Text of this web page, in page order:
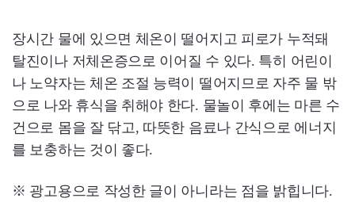
장시간 물에 있으면 체온이 떨어지고 피로가 누적돼
탈진이나 저체온증으로 이어질 수 있다. 특히 어린이
나 노약자는 체온 조절 능력이 떨어지므로 자주 물 밖
으로 나와 휴식을 취해야 한다. 물놀이 후에는 마른 수
건으로 몸을 잘 닦고, 따뜻한 음료나 간식으로 에너지
를 보충하는 것이 좋다.
※ 광고용으로 작성한 글이 아니라는 점을 밝힙니다.